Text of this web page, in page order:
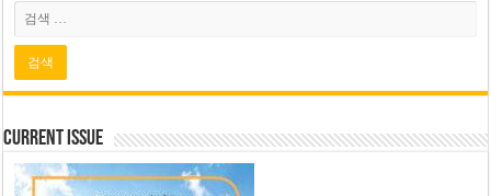
Current Issue